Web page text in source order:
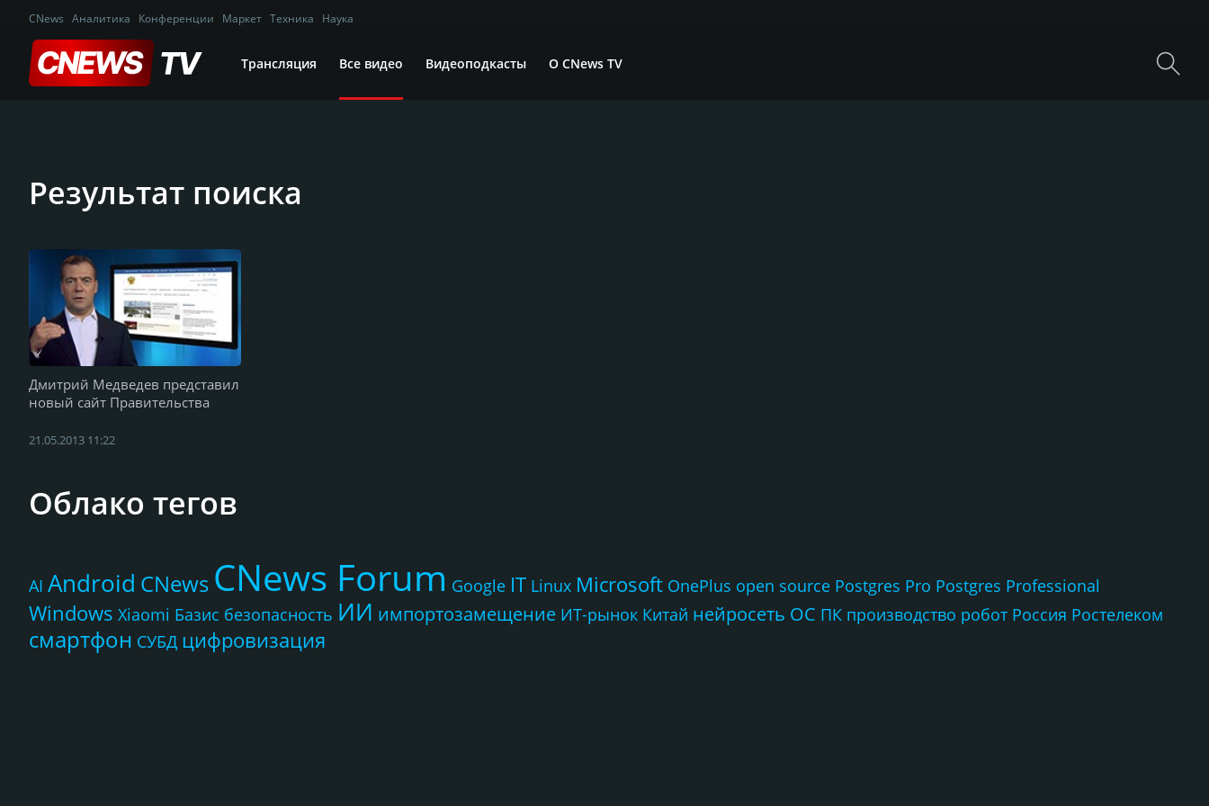
CNews Аналитика Конференции Маркет Техника Наука
Трансляция Все видео Видеоподкасты О CNews TV
Результат поиска
Дмитрий Медведев представил
новый сайт Правительства
21.05.2013 11:22
Облако тегов
AI Android CNews CNews Forum Google IT Linux Microsoft OnePlus open source Postgres Pro Postgres Professional
Windows Xiaomi Базис безопасность ИИ импортозамещение ИТ-рынок Китай нейросеть ОС ПК производство робот Россия Ростелеком
смартфон СУБД цифровизация